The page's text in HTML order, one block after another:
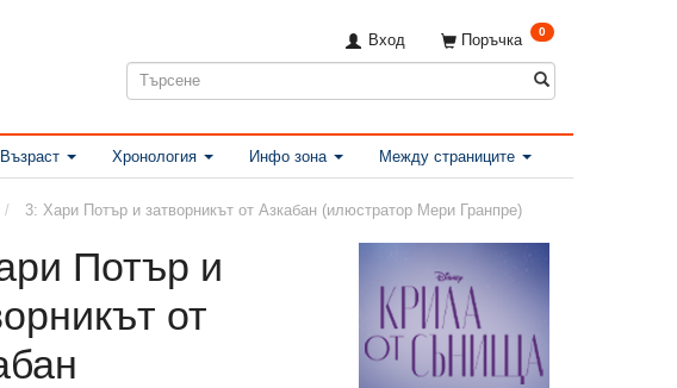
Поръчка 0
Вход
Възраст Хронология Инфо зона Между страниците
3: Хари Потър и затворникът от Азкабан (илюстратор Мери Гранпре)
Потър и
от